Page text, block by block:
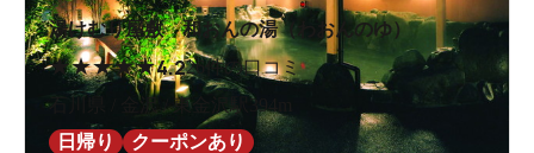
湯けむり屋敷 和おんの湯（わおんのゆ）
★★★★★4.226件の口コミ
石川県 / 金沢 / 東金沢駅394m
日帰り
クーポンあり